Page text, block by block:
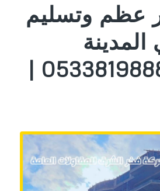
عظم وتسليم
المنورة 0533819888 |